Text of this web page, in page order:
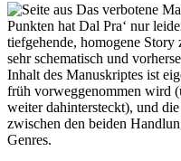
Punkten hat Dal Pra‘ nur
tiefgehende, homogene
sehr schematisch und
Inhalt des Manuskriptes ist
früh vorweggenommen wird
weiter dahintersteckt), und
zwischen den beiden
Genres.